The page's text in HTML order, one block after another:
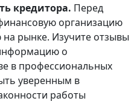
кредитора. Перед
организацию
рынке. Изучите отзывы
о
в профессиональных
уверенным в
работы